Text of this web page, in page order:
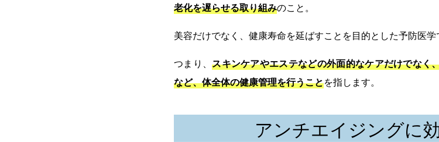
老化を遅らせる取り組みのこと。
美容だけでなく、健康寿命を延ばすことを目的とした予防医学
つまり、スキンケアやエステなどの外面的なケアだけでなく
など、体全体の健康管理を行うことを指します。
アンチエイジングに